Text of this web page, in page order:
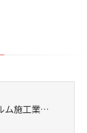
ム施工業…